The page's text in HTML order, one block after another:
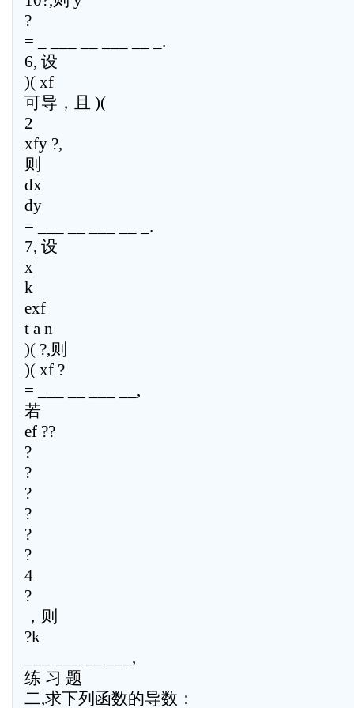
?
= _ ___ __ ___ __ _.
6, 设
)( xf
可导，且 )(
2
xfy ?,
则
dx
dy
= ___ __ ___ __ _.
7, 设
x
k
exf
t a n
)( ?,则
)( xf ?
= ___ __ ___ __,
若
ef ??
?
?
?
?
?
?
4
?
，则
?k
___ ___ __ ___,
练 习 题
二,求下列函数的导数：